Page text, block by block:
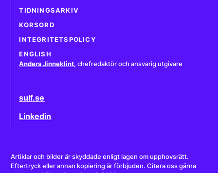
TIDNINGSARKIV
KORSORD
INTEGRITETSPOLICY
ENGLISH
Anders Jinneklint, chefredaktör och ansvarig utgivare
sulf.se
Linkedin
Artiklar och bilder är skyddade enligt lagen om upphovsrätt.
Eftertryck eller annan kopiering är förbjuden. Citera oss gärna